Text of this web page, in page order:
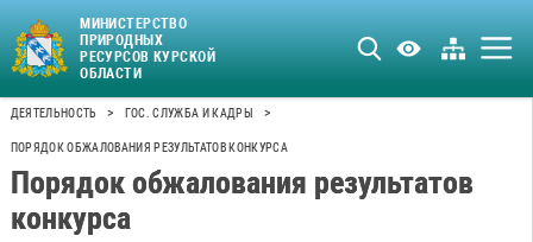
МИНИСТЕРСТВО
ПРИРОДНЫХ
РЕСУРСОВ КУРСКОЙ
ОБЛАСТИ
ДЕЯТЕЛЬНОСТЬ > ГОС. СЛУЖБА И КАДРЫ >
ПОРЯДОК ОБЖАЛОВАНИЯ РЕЗУЛЬТАТОВ КОНКУРСА
Порядок обжалования результатов
конкурса